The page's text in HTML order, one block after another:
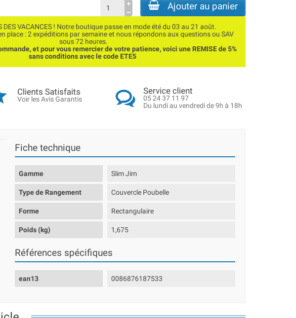
Ajouter au panier
DES VACANCES ! Notre boutique passe en mode été du 03 au 21 août.
place : 2 expéditions par semaine et nous répondons aux questions ou SAV
sous 72 heures.
et pour vous remercier de votre patience, voici une REMISE de 5%
sans conditions avec le code ETE5
Clients Satisfaits
Voir les Avis Garantis
Service client
05 24 37 11 97
Du lundi au vendredi de 9h à 18h
Fiche technique
Gamme Slim Jim
Type de Rangement Couvercle Poubelle
Forme Rectangulaire
Poids (kg) 1,675
Références spécifiques
ean13 0086876187533